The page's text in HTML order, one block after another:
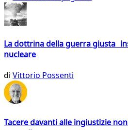
La dottrina della guerra giusta
nucleare
di Vittorio Possenti
Tacere davanti alle ingiustizie